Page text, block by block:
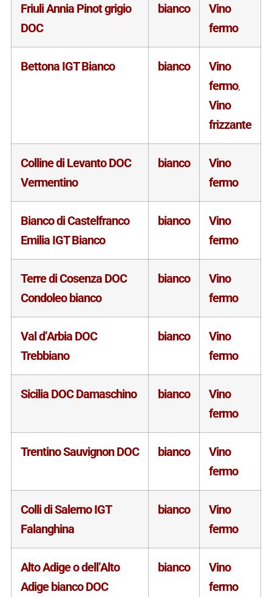
Friuli Annia Pinot grigio
DOC
bianco
Vino
fermo
Bettona IGT Bianco bianco
Vino
fermo,
Vino
frizzante
Colline di Levanto DOC
Vermentino
bianco
Vino
fermo
Bianco di Castelfranco
Emilia IGT Bianco
bianco
Vino
fermo
Terre di Cosenza DOC
Condoleo bianco
bianco
Vino
fermo
Val d’Arbia DOC
Trebbiano
bianco
Vino
fermo
Sicilia DOC Damaschino bianco
Vino
fermo
Trentino Sauvignon DOC bianco
Vino
fermo
Colli di Salerno IGT
Falanghina
bianco
Vino
fermo
Alto Adige o dell’Alto
Adige bianco DOC
bianco
Vino
fermo